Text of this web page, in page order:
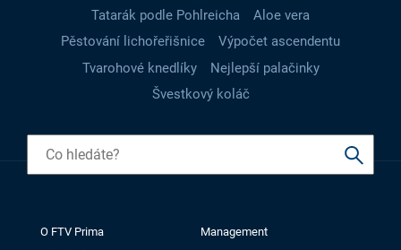
Tatarák podle Pohlreicha
Aloe vera
Pěstování lichořeřišnice
Výpočet ascendentu
Tvarohové knedlíky
Nejlepší palačinky
Švestkový koláč
O FTV Prima
Management